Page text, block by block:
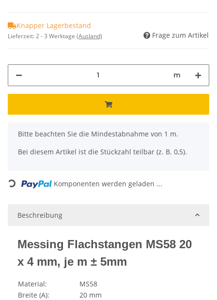
Knapper Lagerbestand
Lieferzeit:2 - 3 Werktage (Ausland) Frage zum Artikel
m
x
Bitte beachten Sie die Mindestabnahme von 1 m.
Bei diesem Artikel ist die Stückzahl teilbar (z. B. 0,5).
Loading... Komponenten werden geladen ...
Beschreibung
Messing Flachstangen MS58 20
x 4 mm, je m ± 5mm
Material:
MS58
Breite (A):
20 mm